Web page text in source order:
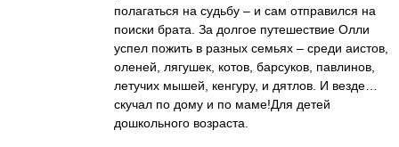
полагаться на судьбу – и сам отправился на
поиски брата. За долгое путешествие Олли
успел пожить в разных семьях – среди аистов,
оленей, лягушек, котов, барсуков, павлинов,
летучих мышей, кенгуру, и дятлов. И везде…
скучал по дому и по маме!Для детей
дошкольного возраста.